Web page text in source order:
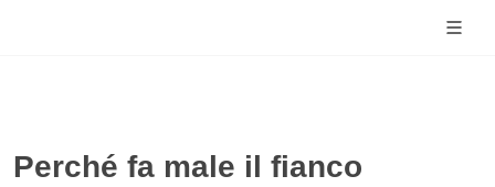
Perché fa male il fianco